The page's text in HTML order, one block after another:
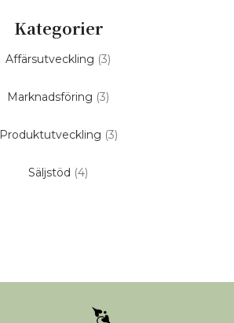
Kategorier
Affärsutveckling (3)
Marknadsföring (3)
Produktutveckling (3)
Säljstöd (4)